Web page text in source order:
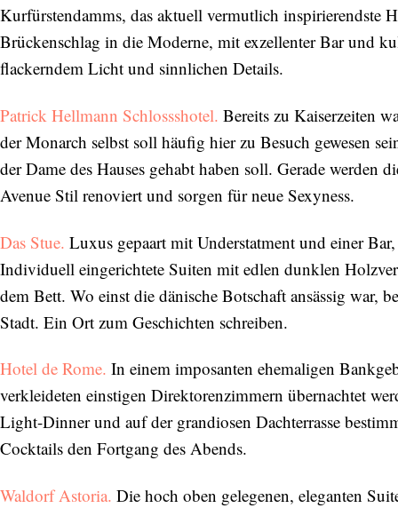
Kurfürstendamms, das aktuell vermutlich inspirierendste
Brückenschlag in die Moderne, mit exzellenter Bar und
flackerndem Licht und sinnlichen Details.
Patrick Hellmann Schlossshotel. Bereits zu Kaiserzeiten
der Monarch selbst soll häufig hier zu Besuch gewesen
der Dame des Hauses gehabt haben soll. Gerade
Avenue Stil renoviert und sorgen für neue Sexyness.
Das Stue. Luxus gepaart mit Understatment und einer
Individuell eingerichtete Suiten mit edlen dunklen
dem Bett. Wo einst die dänische Botschaft ansässig war,
Stadt. Ein Ort zum Geschichten schreiben.
Hotel de Rome. In einem imposanten ehemaligen
verkleideten einstigen Direktorenzimmern übernachtet
Light-Dinner und auf der grandiosen Dachterrasse
Cocktails den Fortgang des Abends.
Waldorf Astoria. Die hoch oben gelegenen, eleganten